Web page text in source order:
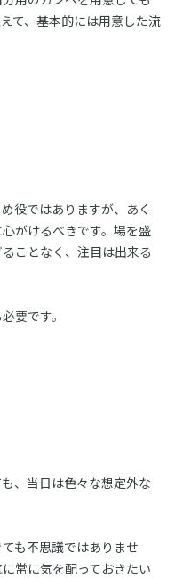
て、基本的には用意した流
役ではありますが、あく
がけるべきです。場を盛
ことなく、注目は出来る
要です。
、当日は色々な想定外な
も不思議ではありませ
常に気を配っておきたい